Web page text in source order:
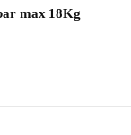
max 18Kg